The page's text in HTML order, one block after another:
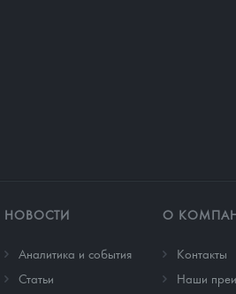
НОВОСТИ
Аналитика и события
Cтатьи
О
Контакты
Наши